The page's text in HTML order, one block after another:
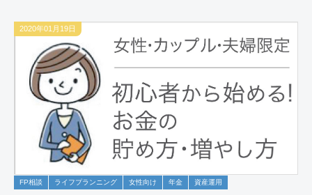
2020年01月19日
FP相談 ライフプランニング 女性向け 年金 資産運用